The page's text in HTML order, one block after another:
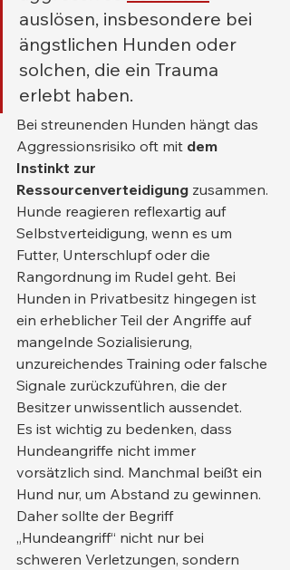
auslösen, insbesondere bei
ängstlichen Hunden oder
solchen, die ein Trauma
erlebt haben.
Bei streunenden Hunden hängt das
Aggressionsrisiko oft mit dem
Instinkt zur
Ressourcenverteidigung zusammen.
Hunde reagieren reflexartig auf
Selbstverteidigung, wenn es um
Futter, Unterschlupf oder die
Rangordnung im Rudel geht. Bei
Hunden in Privatbesitz hingegen ist
ein erheblicher Teil der Angriffe auf
mangelnde Sozialisierung,
unzureichendes Training oder falsche
Signale zurückzuführen, die der
Besitzer unwissentlich aussendet.
Es ist wichtig zu bedenken, dass
Hundeangriffe nicht immer
vorsätzlich sind. Manchmal beißt ein
Hund nur, um Abstand zu gewinnen.
Daher sollte der Begriff
„Hundeangriff“ nicht nur bei
schweren Verletzungen, sondern